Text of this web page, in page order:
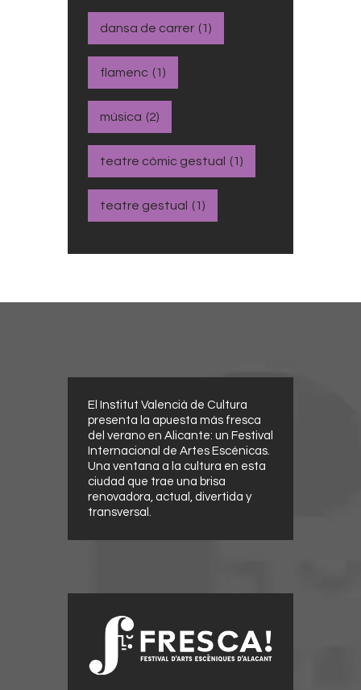
dansa de carrer (1)
flamenc (1)
música (2)
teatre còmic gestual (1)
teatre gestual (1)
El Institut Valencià de Cultura
presenta la apuesta más fresca
del verano en Alicante: un Festival
Internacional de Artes Escénicas.
Una ventana a la cultura en esta
ciudad que trae una brisa
renovadora, actual, divertida y
transversal.